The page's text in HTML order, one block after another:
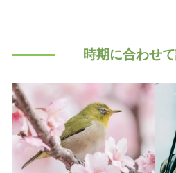
時期に合わせ